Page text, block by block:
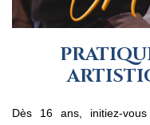
Dès 16 ans, initiez-